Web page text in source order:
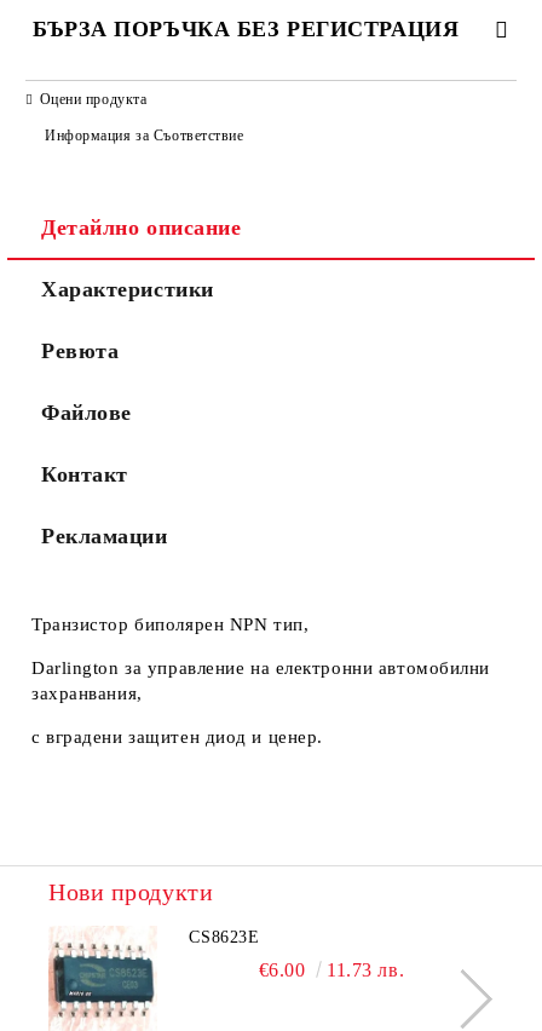
БЪРЗА ПОРЪЧКА БЕЗ РЕГИСТРАЦИЯ
Съгласен съм с
Ние ще се свържем с вас в рамките на работния ден.
Оцени продукта
Информация за Съответствие
Детайлно описание
Характеристики
Ревюта
Файлове
Контакт
Рекламации
Транзистор биполярен NPN тип,
Darlington за управление на електронни автомобилни
захранвания,
с вградени защитен диод и ценер.
Нови продукти
CS8623E
€6.00 11.73 лв.